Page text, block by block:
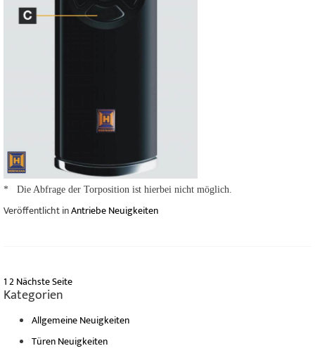
* Die Abfrage der Torposition ist hierbei nicht möglich.
Veröffentlicht inAntriebe Neuigkeiten
12Nächste Seite
Kategorien
Allgemeine Neuigkeiten
Türen Neuigkeiten